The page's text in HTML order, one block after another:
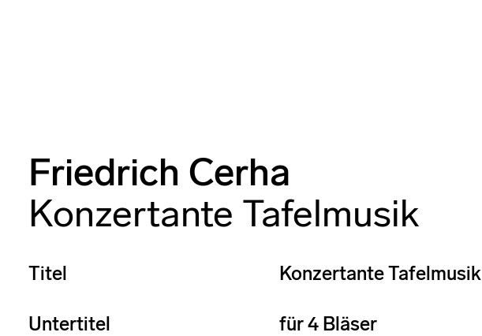
Friedrich Cerha
Konzertante Tafelmusik
Titel Konzertante Tafelmusik
Untertitel für 4 Bläser